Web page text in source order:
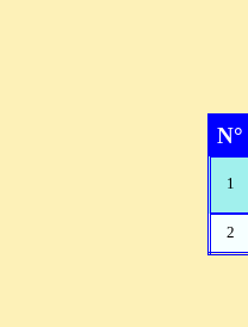
N°
1
2